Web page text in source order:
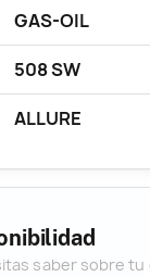
GAS-OIL
508 SW
ALLURE
saber sobre